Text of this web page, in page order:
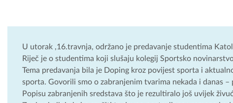
U utorak ,16.travnja, održano je predavanje studentima
Riječ je o studentima koji slušaju kolegij Sportsko
Tema predavanja bila je Doping kroz povijest sporta i
sporta. Govorili smo o zabranjenim tvarima nekada i danas
Popisu zabranjenih sredstava što je rezultiralo još uvijek